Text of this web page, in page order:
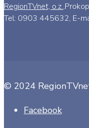
RegionTVnet, o.z.
Tel: 0903 445632, E-
© 2024
Facebook